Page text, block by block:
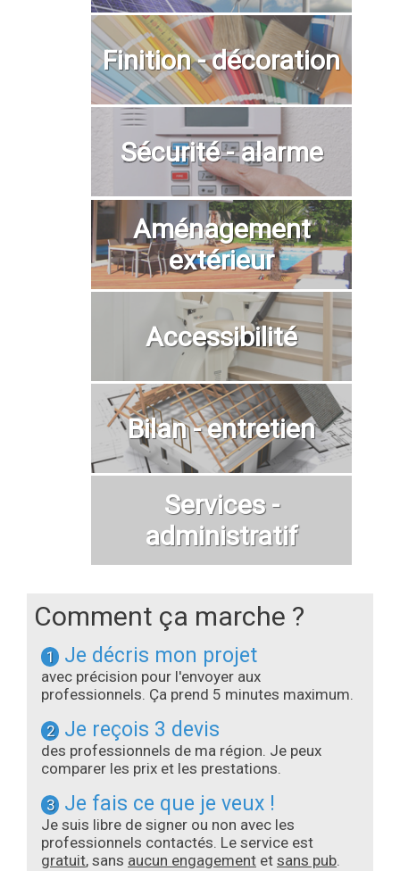
Finition - décoration
Sécurité - alarme
Aménagement
extérieur
Accessibilité
Bilan - entretien
Services -
administratif
Comment ça marche ?
1 Je décris mon projet
avec précision pour l'envoyer aux
professionnels. Ça prend 5 minutes maximum.
2 Je reçois 3 devis
des professionnels de ma région. Je peux
comparer les prix et les prestations.
3 Je fais ce que je veux !
Je suis libre de signer ou non avec les
professionnels contactés. Le service est
gratuit, sans aucun engagement et sans pub.